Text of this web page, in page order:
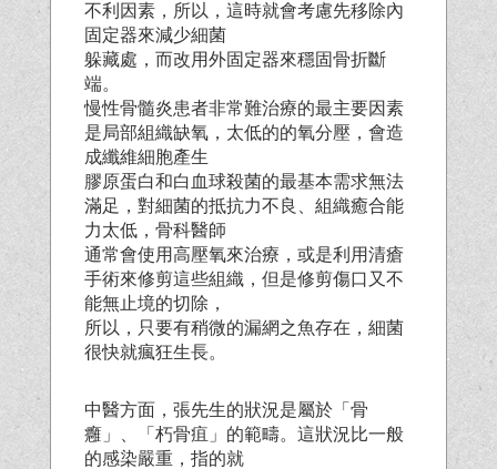
不利因素，所以，這時就會考慮先移除內
固定器來減少細菌
躲藏處，而改用外固定器來穩固骨折斷
端。
慢性骨髓炎患者非常難治療的最主要因素
是局部組織缺氧，太低的的氧分壓，會造
成纖維細胞產生
膠原蛋白和白血球殺菌的最基本需求無法
滿足，對細菌的抵抗力不良、組織癒合能
力太低，骨科醫師
通常會使用高壓氧來治療，或是利用清瘡
手術來修剪這些組織，但是修剪傷口又不
能無止境的切除，
所以，只要有稍微的漏網之魚存在，細菌
很快就瘋狂生長。
中醫方面，張先生的狀況是屬於「骨
癰」、「朽骨疽」的範疇。這狀況比一般
的感染嚴重，指的就